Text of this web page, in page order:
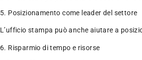
5. Posizionamento come leader del settore
L’ufficio stampa può anche aiutare a
6. Risparmio di tempo e risorse